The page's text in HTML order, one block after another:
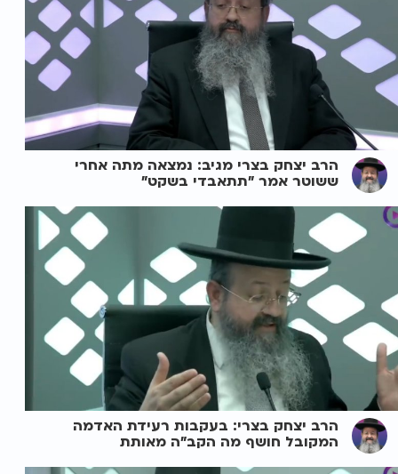
הרב יצחק בצרי מגיב: נמצאה מתה אחרי
ששוטר אמר "תתאבדי בשקט"
הרב יצחק בצרי: בעקבות רעידת האדמה
המקובל חושף מה הקב"ה מאותת